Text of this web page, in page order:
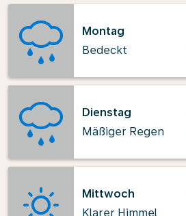
Montag
Bedeckt
Dienstag
Mäßiger Regen
Mittwoch
Klarer Himmel